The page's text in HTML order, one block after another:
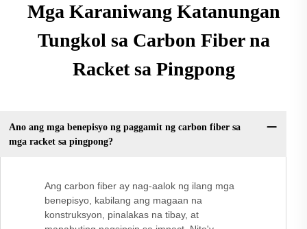
Mga Karaniwang Katanungan
Tungkol sa Carbon Fiber na
Racket sa Pingpong
Ano ang mga benepisyo ng paggamit ng carbon fiber sa
mga racket sa pingpong?
Ang carbon fiber ay nag-aalok ng ilang mga
benepisyo, kabilang ang magaan na
konstruksyon, pinalakas na tibay, at